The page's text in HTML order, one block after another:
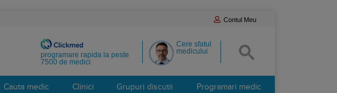
Contul Meu
Cere sfatul
medicului
programare rapida la peste
7500 de medici
Cauta medic Clinici Grupuri discutii Programari medic